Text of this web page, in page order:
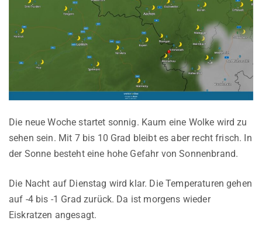
Die neue Woche startet sonnig. Kaum eine Wolke wird zu
sehen sein. Mit 7 bis 10 Grad bleibt es aber recht frisch. In
der Sonne besteht eine hohe Gefahr von Sonnenbrand.
Die Nacht auf Dienstag wird klar. Die Temperaturen gehen
auf -4 bis -1 Grad zurück. Da ist morgens wieder
Eiskratzen angesagt.